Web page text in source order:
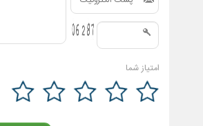
امتیاز شما